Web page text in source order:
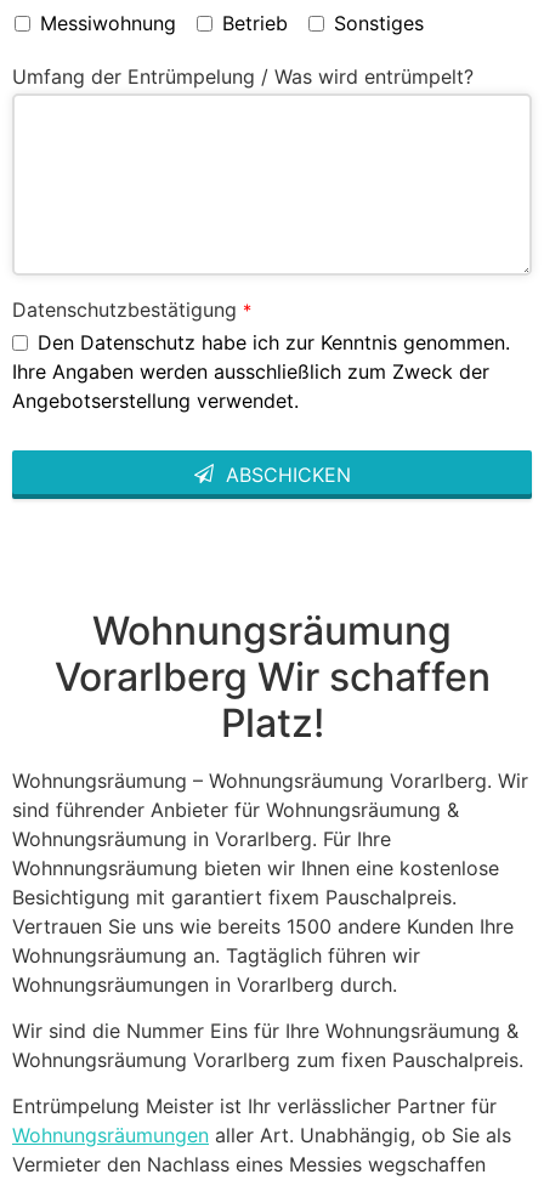
Messiwohnung
Betrieb Sonstiges
Umfang der Entrümpelung / Was wird entrümpelt?
Datenschutzbestätigung *
Den Datenschutz habe ich zur Kenntnis genommen.
Ihre Angaben werden ausschließlich zum Zweck der
Angebotserstellung verwendet.
ABSCHICKEN
Wohnungsräumung
Vorarlberg Wir schaffen
Platz!
Wohnungsräumung – Wohnungsräumung Vorarlberg. Wir
sind führender Anbieter für Wohnungsräumung &
Wohnungsräumung in Vorarlberg. Für Ihre
Wohnnungsräumung bieten wir Ihnen eine kostenlose
Besichtigung mit garantiert fixem Pauschalpreis.
Vertrauen Sie uns wie bereits 1500 andere Kunden Ihre
Wohnungsräumung an. Tagtäglich führen wir
Wohnungsräumungen in Vorarlberg durch.
Wir sind die Nummer Eins für Ihre Wohnungsräumung &
Wohnungsräumung Vorarlberg zum fixen Pauschalpreis.
Entrümpelung Meister ist Ihr verlässlicher Partner für
Wohnungsräumungen aller Art. Unabhängig, ob Sie als
Vermieter den Nachlass eines Messies wegschaffen